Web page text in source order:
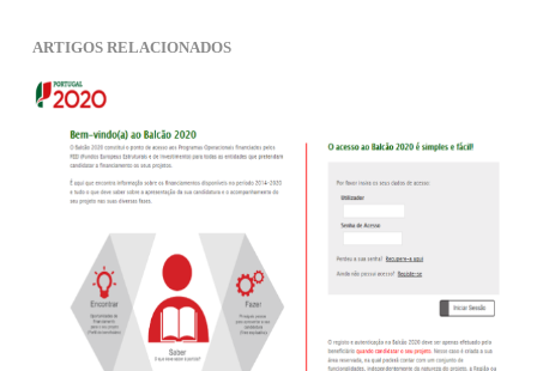
ARTIGOS RELACIONADOS